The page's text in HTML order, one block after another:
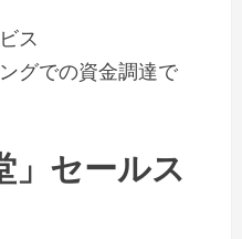
ス
グでの資金調達で
セールス